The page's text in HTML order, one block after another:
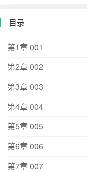
腿,冷笑：活该。人人
下场,属下谄媚提议：
掀了掀眼皮瞥过来,懒
对谢观而言,是曾经的
里,他解开沈聆妤的手,
实情。强取豪夺嘛,男
恋爱脑小暴君,除了男
是一篇甜文。启用官
（文案写于
了怎么办》长公主隐
邀他签下一纸婚契,婚
目录
第1章 001
第2章 002
第3章 003
第4章 004
第5章 005
第6章 006
第7章 007